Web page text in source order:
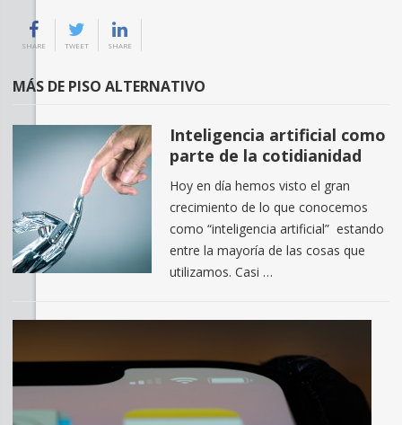
SHARE TWEET SHARE
MÁS DE PISO ALTERNATIVO
Inteligencia artificial como
parte de la cotidianidad
Hoy en día hemos visto el gran
crecimiento de lo que conocemos
como “inteligencia artificial” estando
entre la mayoría de las cosas que
utilizamos. Casi …